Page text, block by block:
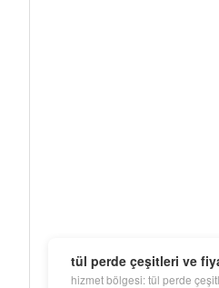
tül perde çeşitleri ve
hizmet bölgesi: tül perde